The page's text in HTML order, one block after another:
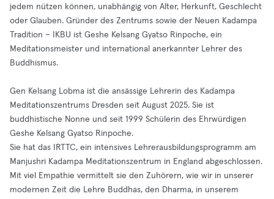
jedem nützen können, unabhängig von Alter, Herkunft, Geschlecht
oder Glauben. Gründer des Zentrums sowie der Neuen Kadampa
Tradition – IKBU ist Geshe Kelsang Gyatso Rinpoche, ein
Meditationsmeister und international anerkannter Lehrer des
Buddhismus.
Gen Kelsang Lobma ist die ansässige Lehrerin des Kadampa
Meditationszentrums Dresden seit August 2025. Sie ist
buddhistische Nonne und seit 1999 Schülerin des Ehrwürdigen
Geshe Kelsang Gyatso Rinpoche.
Sie hat das IRTTC, ein intensives Lehrerausbildungsprogramm am
Manjushri Kadampa Meditationszentrum in England abgeschlossen.
Mit viel Empathie vermittelt sie den Zuhörern, wie wir in unserer
modernen Zeit die Lehre Buddhas, den Dharma, in unserem